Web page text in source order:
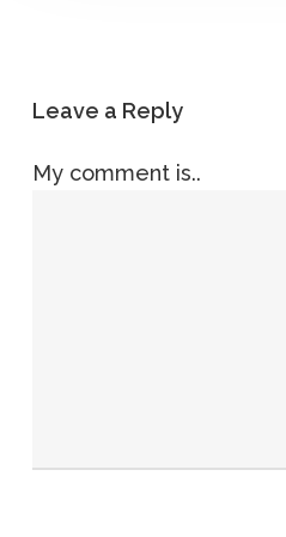
Leave a Reply
My comment is..